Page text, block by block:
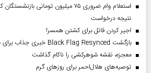
استعلام وام ضروری ۷۵ میلیون تومانی
نتیجه درخواست
اجیر کردن قاتل برای کشتن همسر!
بازگشت Black Flag Resynced خبری جذاب برای دوستداران بازی
معجزه، نقشه شوهرکشی را ناکام گذاشت
توصیه‌های هلال‌احمر برای روز‌های گرم